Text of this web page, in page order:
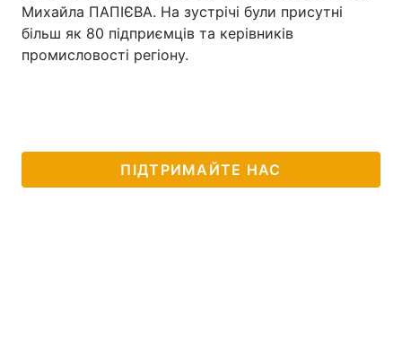
Михайла ПАПІЄВА. На зустрічі були присутні
більш як 80 підприємців та керівників
промисловості регіону.
ПІДТРИМАЙТЕ НАС